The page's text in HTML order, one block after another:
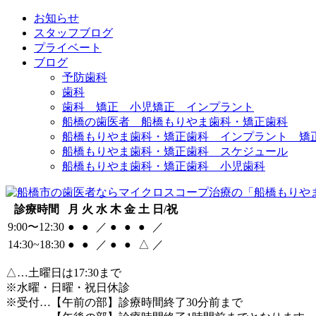
お知らせ
スタッフブログ
プライベート
ブログ
予防歯科
歯科
歯科 矯正 小児矯正 インプラント
船橋の歯医者 船橋もりやま歯科・矯正歯科
船橋もりやま歯科・矯正歯科 インプラント 矯
船橋もりやま歯科・矯正歯科 スケジュール
船橋もりやま歯科・矯正歯科 小児歯科
診療時間 月 火 水 木 金 土 日/祝
9:00〜12:30 ● ● ／ ● ● ●
／
14:30~18:30 ● ● ／ ● ● △ ／
△…土曜日は17:30まで
※水曜・日曜・祝日休診
※受付…【午前の部】診療時間終了30分前まで